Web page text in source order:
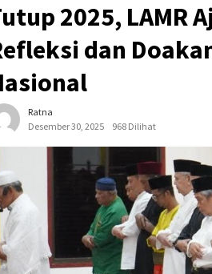
2025, LAMR
dan
Ratna
Desember 30, 2025
968 Dilihat